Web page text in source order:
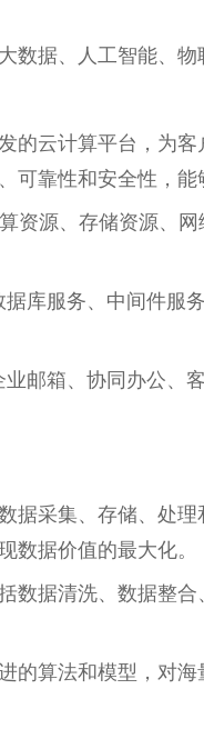
数据、人工智能、
的云计算平台，为
可靠性和安全性，能
资源、存储资源、
库服务、中间件服
邮箱、协同办公、
据采集、存储、处
数据价值的最大化。
数据清洗、数据整
的算法和模型，对